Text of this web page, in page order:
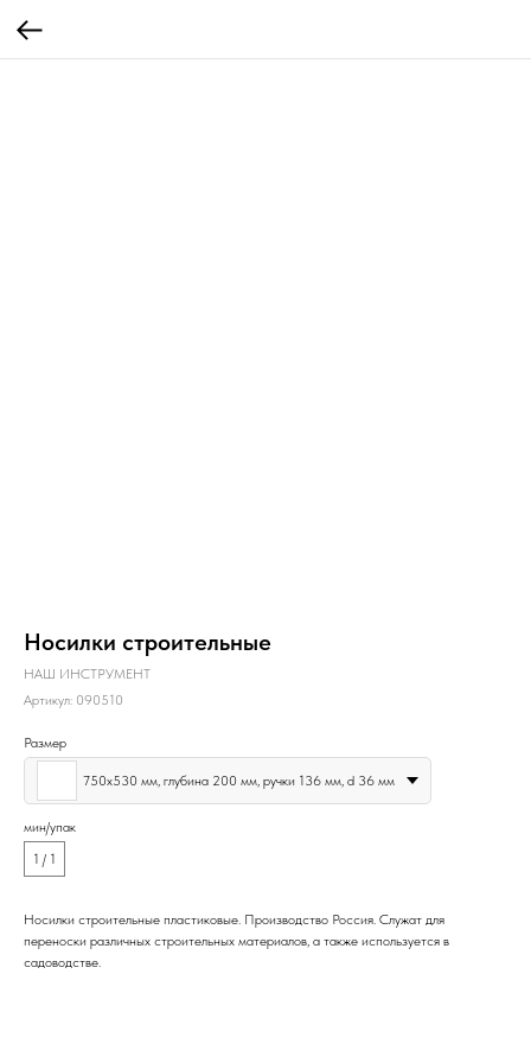
Носилки строительные
НАШ ИНСТРУМЕНТ
Артикул: 090510
Размер
750х530 мм, глубина 200 мм, ручки 136 мм, d 36 мм
мин/упак
1 / 1
Носилки строительные пластиковые. Производство Россия. Служат для
переноски различных строительных материалов, а также используется в
садоводстве.